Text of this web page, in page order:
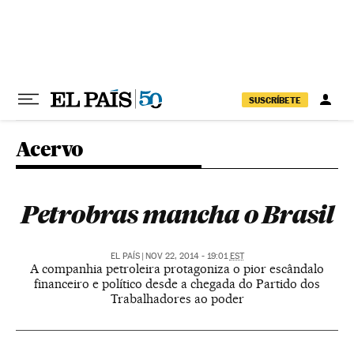
SUSCRÍBETE
Acervo
Petrobras mancha o Brasil
EL PAÍS | NOV 22, 2014 - 19:01EST
A companhia petroleira protagoniza o pior escândalo
financeiro e político desde a chegada do Partido dos
Trabalhadores ao poder